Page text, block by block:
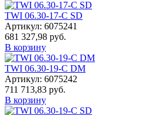
TWI 06.30-17-C SD
Артикул: 6075241
681 327,98 руб.
В корзину
TWI 06.30-19-C DM
Артикул: 6075242
711 713,83 руб.
В корзину